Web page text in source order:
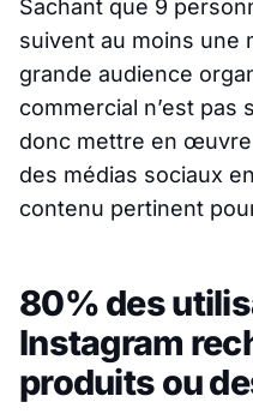
Sachant que 9
suivent au moins une
grande audience
commercial n’est pas
donc mettre en
des médias sociaux
contenu pertinent
80% des
Instagram
produits ou